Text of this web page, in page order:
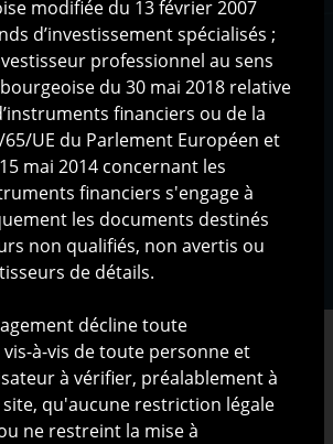
produits
|
Protection des données
Gestion des cookies |
Copyright ©
MANAGEMENT S.A., Luxembourg
LEGALES
modifiée du 13 février 2007
d’investissement spécialisés ;
professionnel au sens
du 30 mai 2018 relative
financiers ou de la
UE du Parlement Européen et
mai 2014 concernant les
financiers s'engage à
les documents destinés
non qualifiés, non avertis ou
de détails.
décline toute
à-vis de toute personne et
à vérifier, préalablement à
qu'aucune restriction légale
ne restreint la mise à